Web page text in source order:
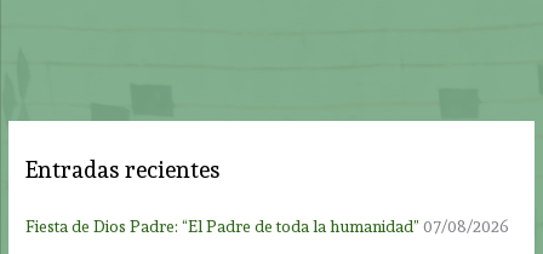
Entradas recientes
Fiesta de Dios Padre: “El Padre de toda la humanidad” 07/08/2026